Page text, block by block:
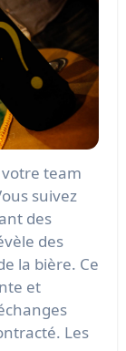
team
suivez
des
des
la bière. Ce
et
Les